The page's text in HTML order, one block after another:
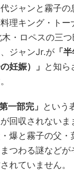
ジャンと霧子の
理キング・トー
・ロペスの三
ジャンJr.が 「
妊娠）」
と知ら
第一部完」
という
回収されないま
爆と霧子の父・
つわる謎などが
れていません。